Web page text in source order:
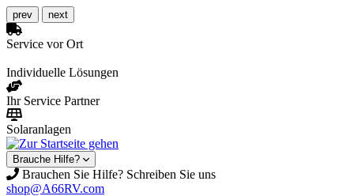
prev next
Service vor Ort
Individuelle Lösungen
Ihr Service Partner
Solaranlagen
Brauche Hilfe?
Brauchen Sie Hilfe? Schreiben Sie uns
shop@A66RV.com